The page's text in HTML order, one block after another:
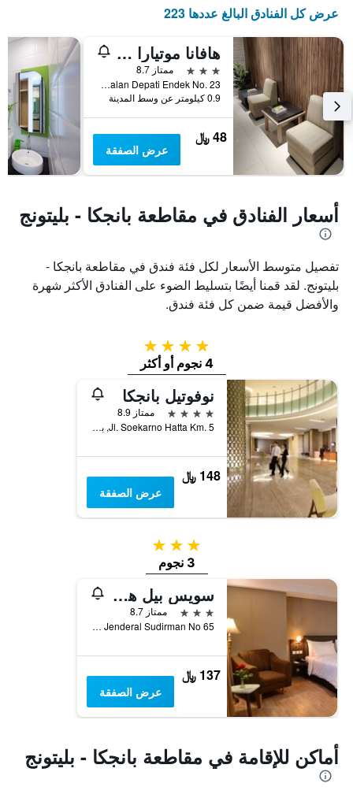
محور
Y
الذي
يعرض
متوسط
سعر
غرفة
عرض كل الفنادق البالغ عددها 223
هافانا موتيارا بيليتونج هوتل
3 نجوم
ممتاز 8.7
Jalan Depati Endek No. 23, تانجونغ باندن, إندونيسيا
0.9 كيلومتر عن وسط المدينة
48 ﷼
عرض الصفقة
أسعار الفنادق في مقاطعة بانجكا - بليتونج
تفصيل متوسط الأسعار لكل فئة فندق في مقاطعة بانجكا -
بليتونج. لقد قمنا أيضًا بتسليط الضوء على الفنادق الأكثر شهرة
والأفضل قيمة ضمن كل فئة فندق.
4 نجوم
4 نجوم أو أكثر
نوفوتيل بانجكا
4 نجوم
ممتاز 8.9
Jl. Soekarno Hatta Km. 5, بانجالبينانغ, إندونيسيا
148 ﷼
عرض الصفقة
3 نجوم
3 نجوم
سويس بيل هوتل بانكال بينانج
3 نجوم
ممتاز 8.7
Jl Jenderal Sudirman No 65, بانجالبينانغ, إندونيسيا
137 ﷼
عرض الصفقة
أماكن للإقامة في مقاطعة بانجكا - بليتونج